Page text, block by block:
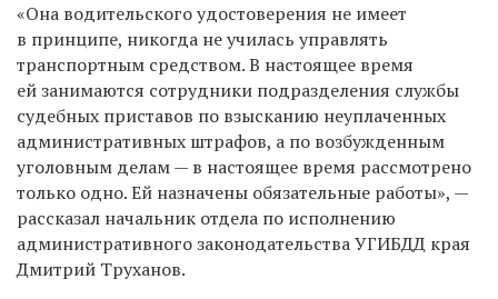
«Она водительского удостоверения не имеет
в принципе, никогда не училась управлять
транспортным средством. В настоящее время
ей занимаются сотрудники подразделения службы
судебных приставов по взысканию неуплаченных
административных штрафов, а по возбужденным
уголовным делам — в настоящее время рассмотрено
только одно. Ей назначены обязательные работы», —
рассказал начальник отдела по исполнению
административного законодательства УГИБДД края
Дмитрий Труханов.